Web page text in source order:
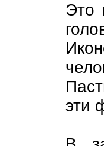
Это
эти